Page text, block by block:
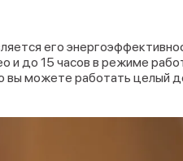
его
до 15 часов в режиме
можете работать целый